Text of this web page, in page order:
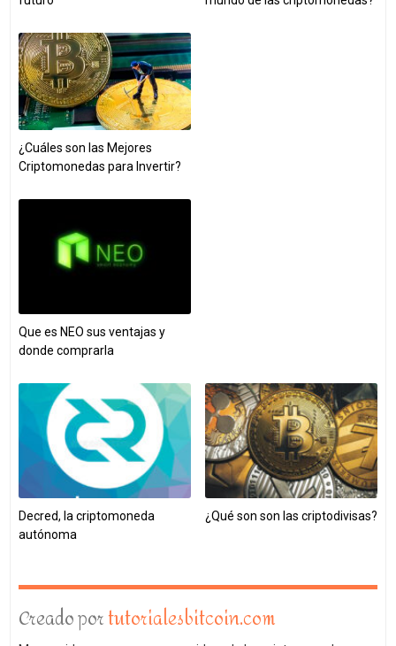
¿Cuáles son las Mejores
Criptomonedas para Invertir?
Que es NEO sus ventajas y
donde comprarla
Decred, la criptomoneda
autónoma
¿Qué son son las criptodivisas?
Creado portutorialesbitcoin.com